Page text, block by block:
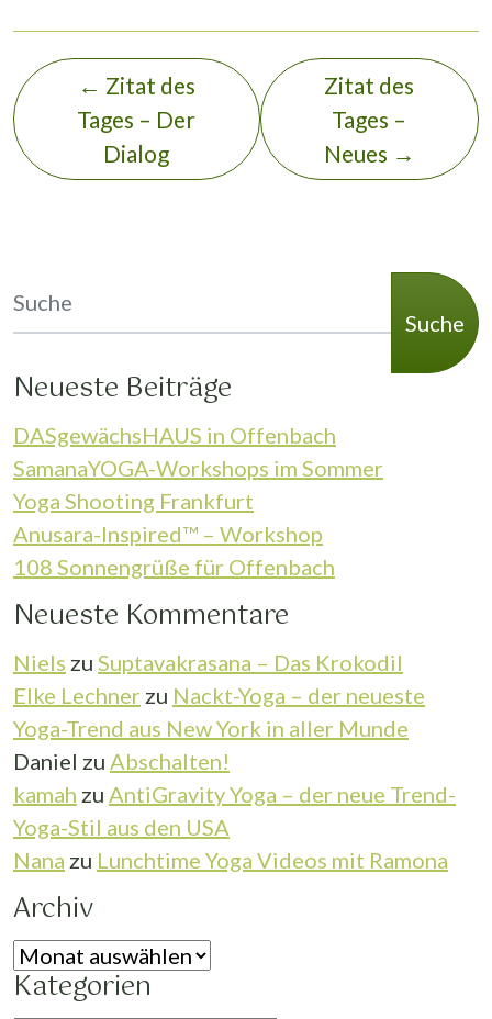
← Zitat des
Tages – Der
Dialog
Zitat des
Tages –
Neues →
Suche
Neueste Beiträge
DASgewächsHAUS in Offenbach
SamanaYOGA-Workshops im Sommer
Yoga Shooting Frankfurt
Anusara-Inspired™ – Workshop
108 Sonnengrüße für Offenbach
Neueste Kommentare
Niels zu Suptavakrasana – Das Krokodil
Elke Lechner zu Nackt-Yoga – der neueste
Yoga-Trend aus New York in aller Munde
Daniel zu Abschalten!
kamah zu AntiGravity Yoga – der neue Trend-
Yoga-Stil aus den USA
Nana zu Lunchtime Yoga Videos mit Ramona
Archiv
Archiv
Kategorien